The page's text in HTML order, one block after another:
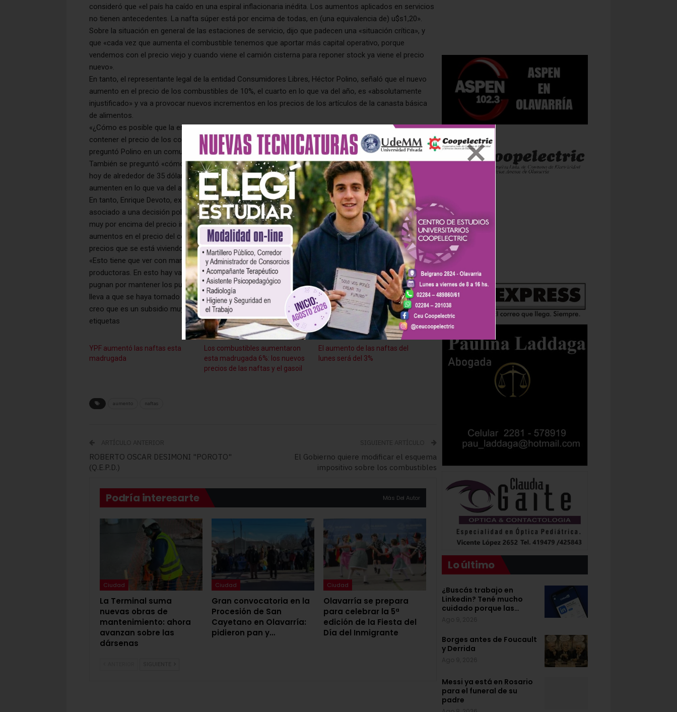
consideró que «el país ha caído en una espiral inflacionaria inédita. Los aumentos aplicados en servicios
no tienen antecedentes. La nafta súper está por encima de todas, en (una equivalencia de) u$s1,20».
Sobre la situación en general de las estaciones de servicio, dijo que padecen una «situación crítica», y
que «cada vez que aumenta el combustible tenemos que aportar más capital operativo, porque
vendemos con el precio viejo y cuando viene el camión cisterna para reponer stock ya viene el precio
nuevo».
En tanto, el representante legal de la entidad Consumidores Libres, Héctor Polino, señaló que el nuevo
aumento en el precio de los combustibles de 10%, el cuarto en lo que va del año, es «absolutamente
injustificado» y va a provocar nuevos incrementos en los precios de los artículos de la canasta básica
de alimentos.
«¿Cómo es posible que la empresa estatal YPF que concentra el 50% del mercado, en lugar de regular y
contener el precio de los combustibles acompañe a las empresas privadas con un nuevo aumento?», se
preguntó Polino en un comunicado.
También se preguntó «cómo es posible que el precio del petróleo en los mercados internacionales sea
hoy de alrededor de 35 dólares, y en la Argentina en lugar de bajar el precio de los combustibles
aumenten en lo que va del año un 30%».
En tanto, Enrique Devoto, ex secretario de Energía, dijo a radio FMConcepto que el aumento «está
asociado a una decisión política que se tomó en el sentido de pagar a los productores locales un precio
muy por encima del precio internacional, en consecuencia todo se encadena y eso lleva a estos
aumentos en el precio del combustible que parecen un poco inadecuados frente a la situación de
precios que se está viviendo».
«Esto tiene que ver con mantener un cierto grado de rentabilidad o evitar pérdida a empresas
productoras. En esto hay varios socios, las provincias pugnan por regalías más altas; los sindicatos
pugnan por mantener los puestos de trabajo y los elevados salarios que cobran en el sector. Ese cóctel
lleva a que se haya tomado la decisión de subsidiar de alguna manera al sector productor de petróleo;
creo que es un subsidio muy elevado, pero habría que ver con más detalle los fundamentos», expresó.
etiquetas
YPF aumentó las naftas esta
madrugada
Los combustibles aumentaron
esta madrugada 6%: los nuevos
precios de las naftas y el gasoil
El aumento de las naftas del
lunes será del 3%
aumento naftas
ARTÍCULO ANTERIOR
ROBERTO OSCAR DESIMONI "POROTO"
(Q.E.P.D.)
SIGUIENTE ARTÍCULO
El Gobierno quiere modificar el esquema
impositivo sobre los combustibles
Podría interesarte Más Del Autor
Ciudad
La Terminal suma
nuevas obras de
mantenimiento: ahora
avanzan sobre las
dársenas
Ciudad
Gran convocatoria en la
Procesión de San
Cayetano en Olavarría:
pidieron pan y…
Ciudad
Olavarría se prepara
para celebrar la 5ª
edición de la Fiesta del
Día del Inmigrante
Lo último
¿Buscás trabajo en
Linkedin? Tené mucho
cuidado porque las…
Borges antes de Foucault
y Derrida
Messi ya está en Rosario
para el funeral de su
padre